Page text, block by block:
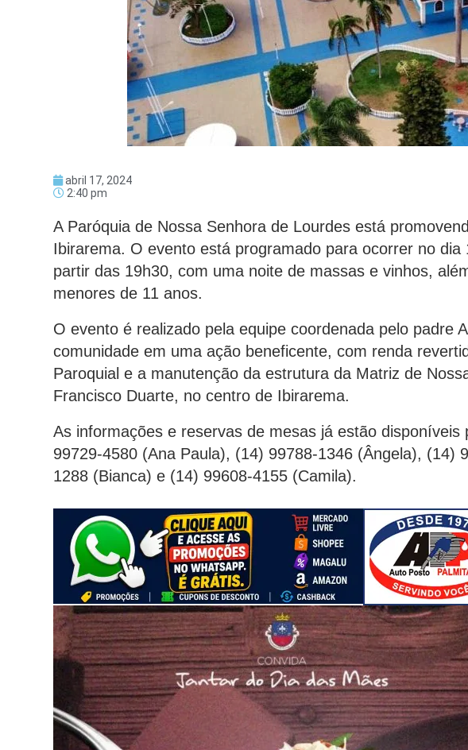
abril 17, 2024
2:40 pm
A Paróquia de Nossa Senhora de Lourdes está
Ibirarema. O evento está programado para ocorrer no dia
partir das 19h30, com uma noite de massas e vinhos,
menores de 11 anos.
O evento é realizado pela equipe coordenada pelo padre
comunidade em uma ação beneficente, com renda
Paroquial e a manutenção da estrutura da Matriz de
Francisco Duarte, no centro de Ibirarema.
As informações e reservas de mesas já estão disponíveis
99729-4580 (Ana Paula), (14) 99788-1346 (Ângela), (14)
1288 (Bianca) e (14) 99608-4155 (Camila).